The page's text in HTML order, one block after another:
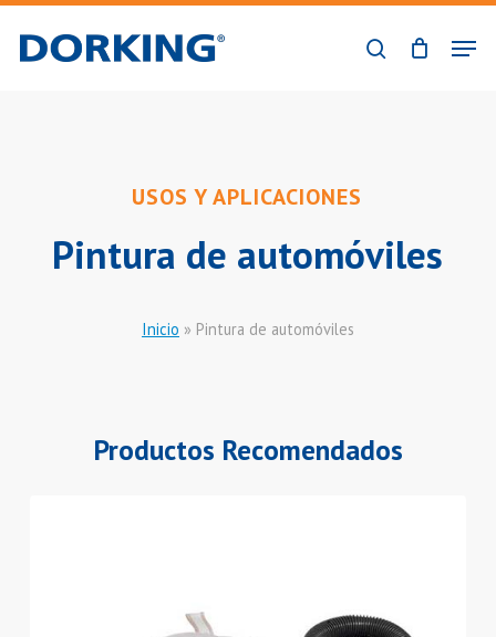
buscar
Menu
USOS Y APLICACIONES
Pintura de automóviles
Inicio » Pintura de automóviles
Productos Recomendados